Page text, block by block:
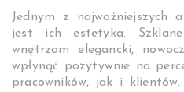
Jednym z najważniejszych
jest ich estetyka.
wnętrzom elegancki,
wpłynąć pozytywnie na
pracowników, jak i klientów.